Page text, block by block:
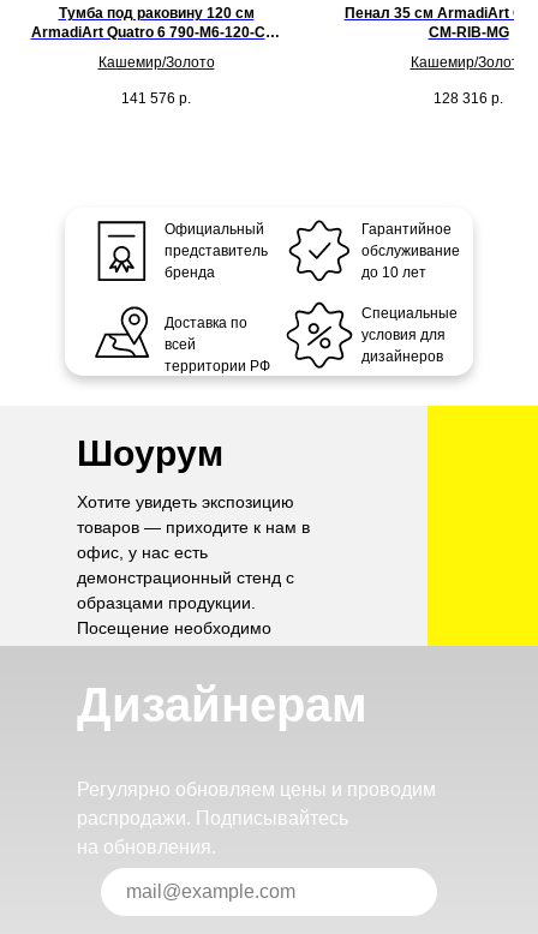
Тумба под раковину 120 см
ArmadiArt Quatro 6 790-M6-120-CM-
Кашемир/Золото
141 576 р.
Пенал 35 см ArmadiArt
CM-RIB-MG
Кашемир/Золото
128 316 р.
Официальный
представитель
бренда
Доставка по
всей
территории РФ
Гарантийное
обслуживание
до 10 лет
Специальные
условия для
дизайнеров
Шоурум
Хотите увидеть экспозицию
товаров — приходите к нам в
офис, у нас есть
демонстрационный стенд с
образцами продукции.
Посещение необходимо
Дизайнерам
Регулярно обновляем цены и проводим
распродажи. Подписывайтесь
на обновления.